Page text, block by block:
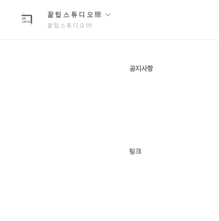
꿀 팁 스 튜 디 오 !!!!
꿀 팁 스 튜 디 오 !!!!
공지사항
링크